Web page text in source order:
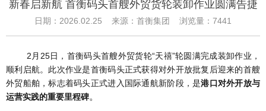
新春启新航 首衡码头首艘外贸货轮装卸作业圆满告捷
日期：2026.02.25 来源：首衡集团 浏览量：7441
2月25日， 首衡码头首艘外贸货轮“天禧”轮圆满完成装卸作业，
顺利启航。此次作业是首衡码头正式获得对外开放批复后迎来的首艘
外贸船舶，标志着码头正式进入国际通航新阶段，是港口对外开放与
运营实践的重要里程碑。